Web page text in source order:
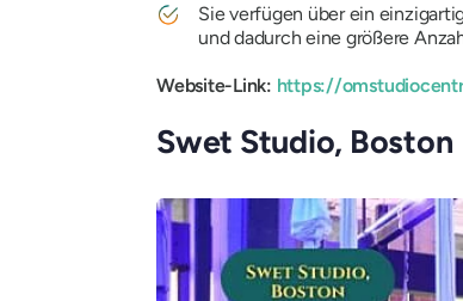
Sie verfügen über ein
und dadurch eine größere
Website-Link: https://
Swet Studio, Boston